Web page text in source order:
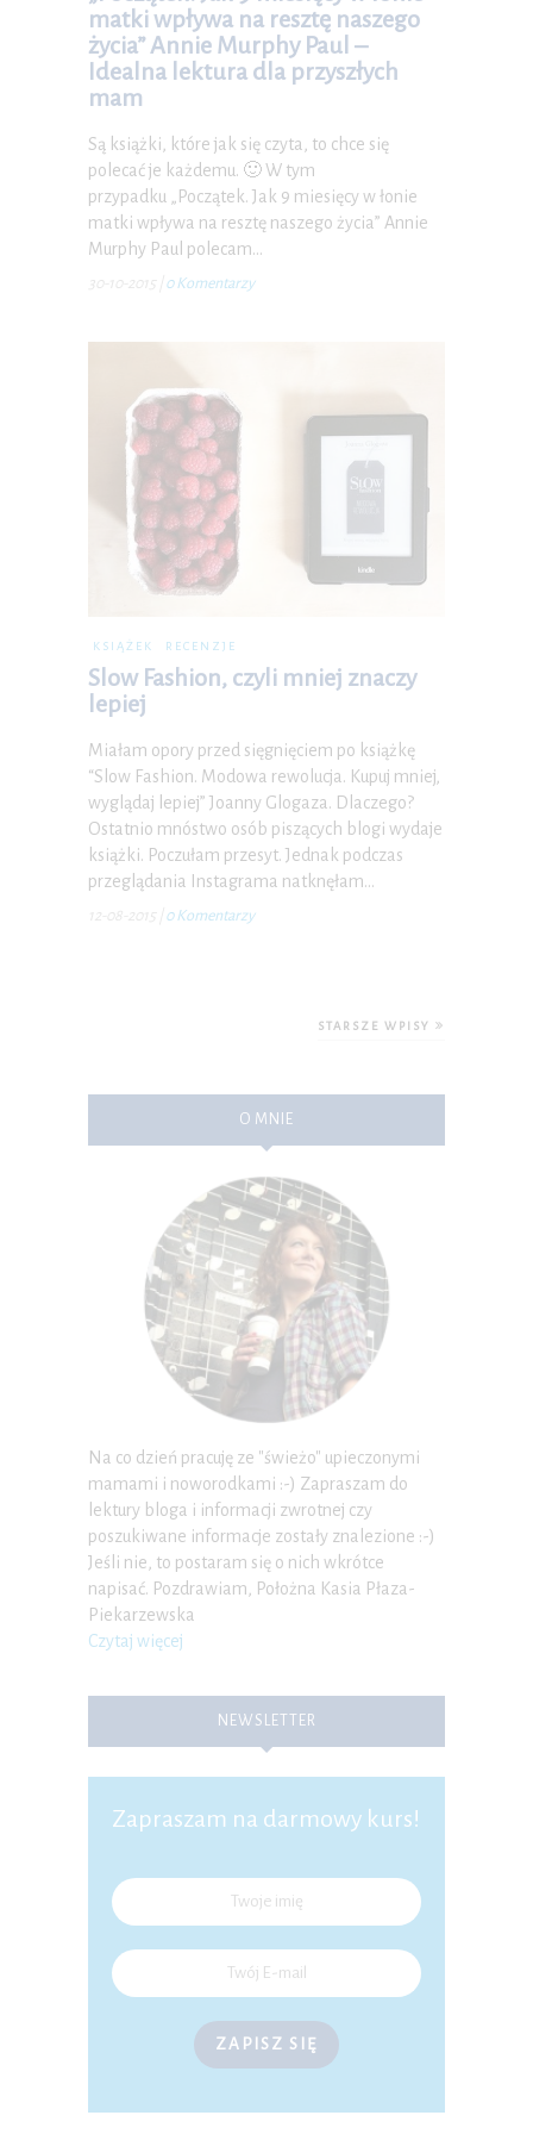
matki wpływa na resztę naszego
życia” Annie Murphy Paul –
Idealna lektura dla przyszłych
mam
Są książki, które jak się czyta, to chce się
polecać je każdemu. 🙂 W tym
przypadku „Początek. Jak 9 miesięcy w łonie
matki wpływa na resztę naszego życia” Annie
Murphy Paul polecam…
30-10-2015 0 Komentarzy
KSIĄŻEK RECENZJE
Slow Fashion, czyli mniej znaczy
lepiej
Miałam opory przed sięgnięciem po książkę
“Slow Fashion. Modowa rewolucja. Kupuj mniej,
wyglądaj lepiej” Joanny Glogaza. Dlaczego?
Ostatnio mnóstwo osób piszących blogi wydaje
książki. Poczułam przesyt. Jednak podczas
przeglądania Instagrama natknęłam…
12-08-2015 0 Komentarzy
STARSZE WPISY
O MNIE
Na co dzień pracuję ze "świeżo" upieczonymi
mamami i noworodkami :-) Zapraszam do
lektury bloga i informacji zwrotnej czy
poszukiwane informacje zostały znalezione :-)
Jeśli nie, to postaram się o nich wkrótce
napisać. Pozdrawiam, Położna Kasia Płaza-
Piekarzewska
Czytaj więcej
NEWSLETTER
Zapraszam na darmowy kurs!
ZAPISZ SIĘ
P.S. W każdej chwili możesz wypisać się z kursu.